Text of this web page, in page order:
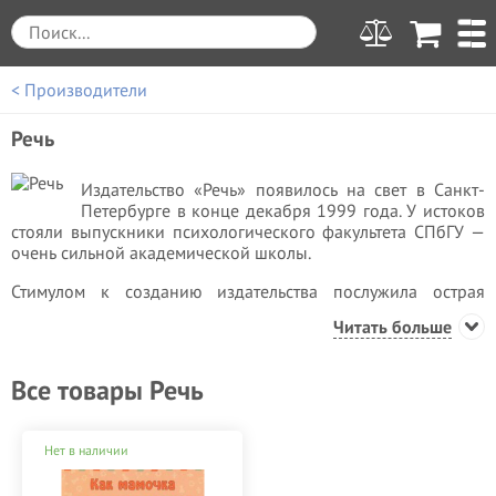
< Производители
Речь
Издательство «Речь» появилось на свет в Санкт-
Петербурге в конце декабря 1999 года. У истоков
стояли выпускники психологического факультета СПбГУ —
очень сильной академической школы.
Стимулом к созданию издательства послужила острая
женщин, будущих мам, детей на отечественном книжном
Издательская компания достаточно успешно возродила и
престижную награду российского психологического
сообщества - «Золотую Психею».
Читать больше
Все товары Речь
Нет в наличии